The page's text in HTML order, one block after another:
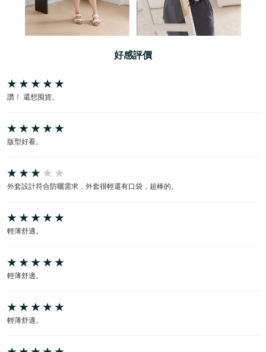
好感評價
讚！ 還想囤貨。
版型好看。
外套設計符合防曬需求，外套很輕還有口袋，超棒的。
輕薄舒適。
輕薄舒適。
輕薄舒適。